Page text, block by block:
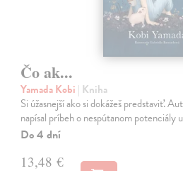
Čo ak...
Yamada Kobi | Kniha
Si úžasnejší ako si dokážeš predstaviť.
napísal príbeh o nespútanom potenciály
Do 4 dní
13,48 €